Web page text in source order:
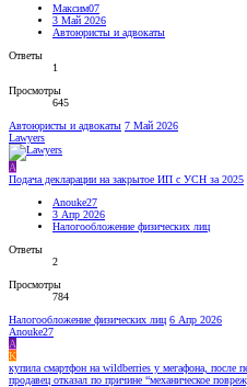
Максим07
3 Май 2026
Автоюристы и адвокаты
Ответы
1
Просмотры
645
Автоюристы и адвокаты 7 Май 2026
Lawyers
A
Подача декларации на закрытое ИП с УСН за 2025
Anouke27
3 Апр 2026
Налогообложение физических лиц
Ответы
2
Просмотры
784
Налогообложение физических лиц 6 Апр 2026
Anouke27
A
K
купила смартфон на wildberries у мегафона, после
продавец отказал по причине “механическое